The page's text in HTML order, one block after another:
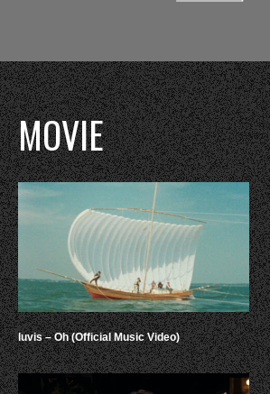
MOVIE
luvis – Oh (Official Music Video)